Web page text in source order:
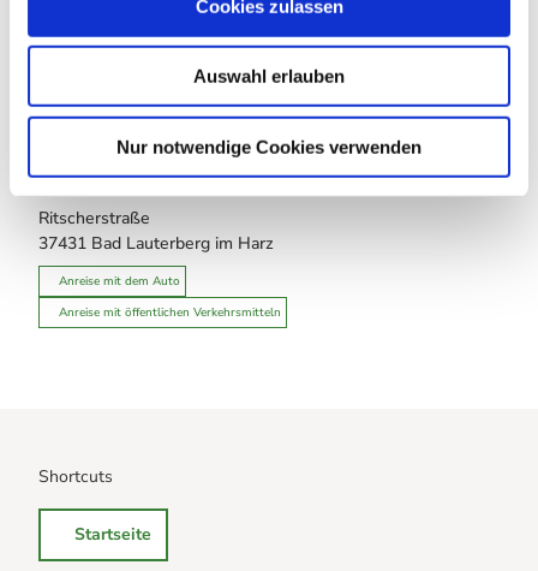
Cookies zulassen
Auswahl erlauben
Nur notwendige Cookies verwenden
Kontaktdaten
Ritscherstraße
37431 Bad Lauterberg im Harz
Anreise mit dem Auto
Anreise mit öffentlichen Verkehrsmitteln
Shortcuts
Startseite